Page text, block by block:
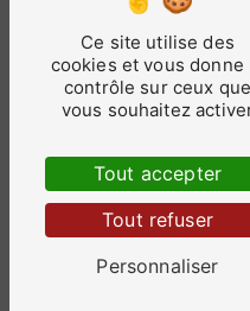
Ce site utilise des
cookies et vous donne
contrôle sur ceux que
vous souhaitez
Tout accepter
Tout refuser
Personnaliser